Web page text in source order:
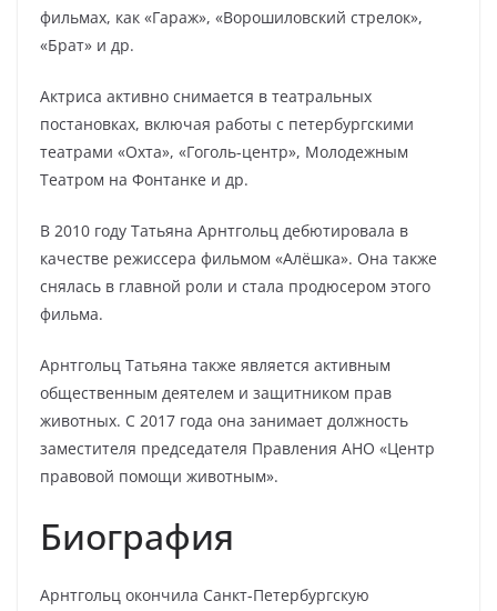
фильмах, как «Гараж», «Ворошиловский стрелок»,
«Брат» и др.
Актриса активно снимается в театральных
постановках, включая работы с петербургскими
театрами «Охта», «Гоголь-центр», Молодежным
Театром на Фонтанке и др.
В 2010 году Татьяна Арнтгольц дебютировала в
качестве режиссера фильмом «Алёшка». Она также
снялась в главной роли и стала продюсером этого
фильма.
Арнтгольц Татьяна также является активным
общественным деятелем и защитником прав
животных. С 2017 года она занимает должность
заместителя председателя Правления АНО «Центр
правовой помощи животным».
Биография
Арнтгольц окончила Санкт-Петербургскую